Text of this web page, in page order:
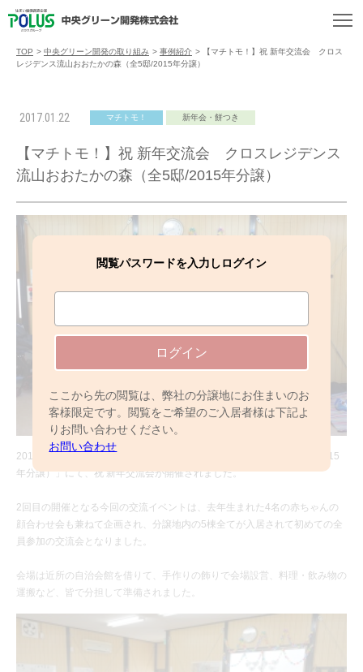
TOP > 中央グリーン開発の取り組み > 事例紹介 >
【マチトモ！】祝 新年交流会 クロス
レジデンス流山おおたかの森（全5邸/2015年分譲）
2017.01.22 マチトモ！ 新年会・餅つき
【マチトモ！】祝 新年交流会 クロスレジデンス
流山おおたかの森（全5邸/2015年分譲）
閲覧パスワードを入力しログイン
ログイン
ここから先の閲覧は、弊社の分譲地にお住まいのお
客様限定です。閲覧をご希望のご入居者様は下記よ
りお問い合わせください。
お問い合わせ
2017年1月22日（日）「クロスレジデンス流山おおたかの森（全5邸/2015
年分譲）」にて、祝 新年交流会が開催されました。
2回目の開催となる今回の交流イベントは、去年生まれた4名の赤ちゃんの
顔合わせ会も兼ねて企画され、分譲地内の5棟全てが入居されて初めての全
員参加の交流会となりました。
会場は近所の自治会館を借りて、手作りの飾りで会場設営、料理・飲み物の
運搬など、皆で分担して準備されました。